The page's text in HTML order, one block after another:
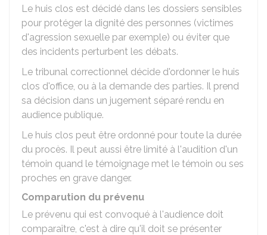
Le huis clos est décidé dans les dossiers sensibles
pour protéger la dignité des personnes (victimes
d'agression sexuelle par exemple) ou éviter que
des incidents perturbent les débats.
Le tribunal correctionnel décide d'ordonner le huis
clos d'office, ou à la demande des parties. Il prend
sa décision dans un jugement séparé rendu en
audience publique.
Le huis clos peut être ordonné pour toute la durée
du procès. Il peut aussi être limité à l'audition d'un
témoin quand le témoignage met le témoin ou ses
proches en grave danger.
Comparution du prévenu
Le prévenu qui est convoqué à l'audience doit
comparaître, c'est à dire qu'il doit se présenter